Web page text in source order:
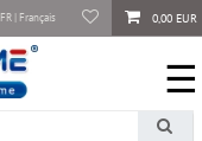
0,00 EUR
FR | Français
☰